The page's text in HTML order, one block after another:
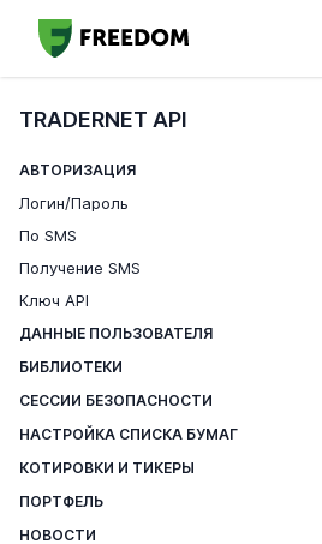
TRADERNET API
АВТОРИЗАЦИЯ
Логин/Пароль
По SMS
Получение SMS
Ключ API
ДАННЫЕ ПОЛЬЗОВАТЕЛЯ
БИБЛИОТЕКИ
СЕССИИ БЕЗОПАСНОСТИ
НАСТРОЙКА СПИСКА БУМАГ
КОТИРОВКИ И ТИКЕРЫ
ПОРТФЕЛЬ
НОВОСТИ